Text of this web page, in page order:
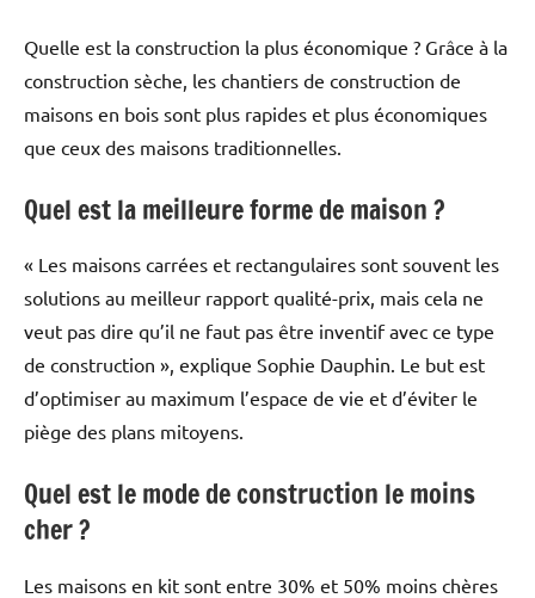
Quelle est la construction la plus économique ? Grâce à la
construction sèche, les chantiers de construction de
maisons en bois sont plus rapides et plus économiques
que ceux des maisons traditionnelles.
Quel est la meilleure forme de maison ?
« Les maisons carrées et rectangulaires sont souvent les
solutions au meilleur rapport qualité-prix, mais cela ne
veut pas dire qu’il ne faut pas être inventif avec ce type
de construction », explique Sophie Dauphin. Le but est
d’optimiser au maximum l’espace de vie et d’éviter le
piège des plans mitoyens.
Quel est le mode de construction le moins
cher ?
Les maisons en kit sont entre 30% et 50% moins chères